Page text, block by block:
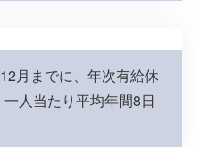
月までに、年次有給休
人当たり平均年間8日